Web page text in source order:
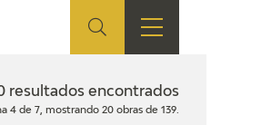
EDUCA
resultados encontrados
4 de 7, mostrando 20 obras de 139.